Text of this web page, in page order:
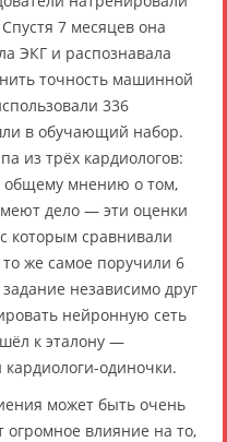
7 месяцев она
ЭКГ и распознавала
точность машинной
336
в обучающий набор.
из трёх кардиологов:
мнению о том,
дело — эти оценки
которым сравнивали
же самое поручили 6
независимо друг
нейронную сеть
к эталону —
кардиологи-одиночки.
может быть очень
огромное влияние на то,